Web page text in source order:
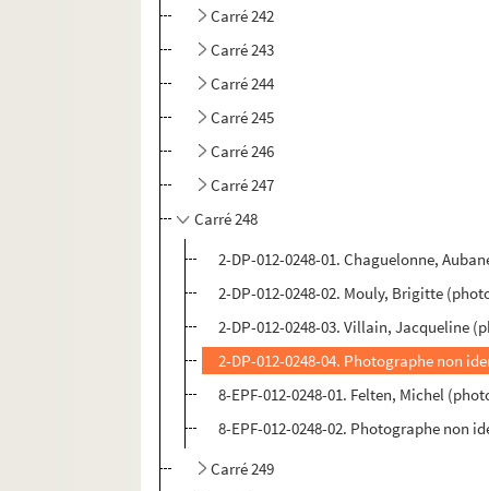
Carré 242
Carré 243
Carré 244
Carré 245
Carré 246
Carré 247
Carré 248
2-DP-012-0248-01. Chaguelonne,
2-DP-012-0248-02. Mouly, Brigitte
2-DP-012-0248-03. Villain, Jacqueline
2-DP-012-0248-04. Photographe non
8-EPF-012-0248-01. Felten, Michel
8-EPF-012-0248-02. Photographe non
Carré 249